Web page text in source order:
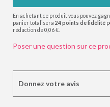
En achetant ce produit vous pouvez
panier totalisera 24points de fidélité
réduction de0,06 €
Poser une question sur ce
Donnez votre avis